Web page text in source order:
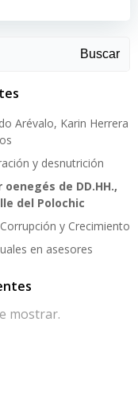
Buscar
Arévalo, Karin Herrera
y desnutrición
de DD.HH.,
del Polochic
y Crecimiento
en asesores
mostrar.